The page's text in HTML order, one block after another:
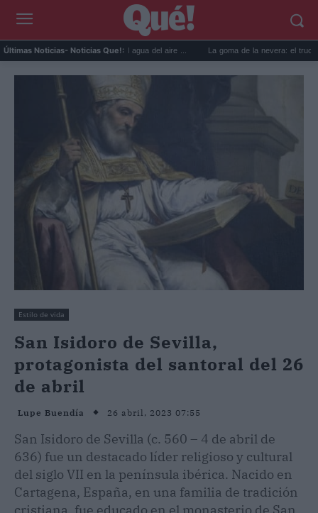
Últimas Noticias- Noticias Que!:
para reutilizar el agua del aire ... La goma de la nevera: el truco del
Estilo de vida
San Isidoro de Sevilla,
protagonista del santoral del 26
de abril
Lupe Buendía 26 abril, 2023 07:55
San Isidoro de Sevilla (c. 560 – 4 de abril de
636) fue un destacado líder religioso y cultural
del siglo VII en la península ibérica. Nacido en
Cartagena, España, en una familia de tradición
cristiana, fue educado en el monasterio de San